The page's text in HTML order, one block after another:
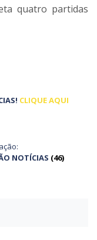
quatro partidas
CLIQUE AQUI
NOTÍCIAS (46)